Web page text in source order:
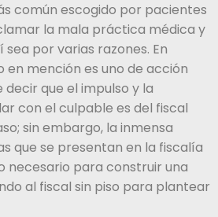
común escogido por pacientes
la mala práctica médica y
por varias razones. En
en mención es uno de acción
decir que el impulso y la
con el culpable es del fiscal
sin embargo, la inmensa
que se presentan en la fiscalía
necesario para construir una
al fiscal sin piso para plantear